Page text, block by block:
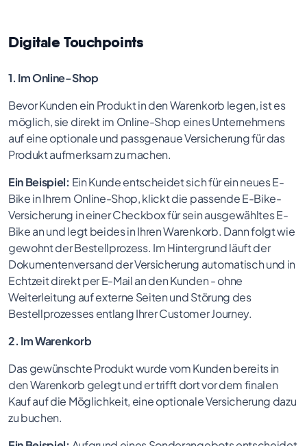
Digitale Touchpoints
1. Im Online-Shop
Bevor Kunden ein Produkt in den Warenkorb legen, ist es
möglich, sie direkt im Online-Shop eines Unternehmens
auf eine optionale und passgenaue Versicherung für das
Produkt aufmerksam zu machen.
Ein Beispiel: Ein Kunde entscheidet sich für ein neues E-
Bike in Ihrem Online-Shop, klickt die passende E-Bike-
Versicherung in einer Checkbox für sein ausgewähltes E-
Bike an und legt beides in Ihren Warenkorb. Dann folgt wie
gewohnt der Bestellprozess. Im Hintergrund läuft der
Dokumentenversand der Versicherung automatisch und in
Echtzeit direkt per E-Mail an den Kunden - ohne
Weiterleitung auf externe Seiten und Störung des
Bestellprozesses entlang Ihrer Customer Journey.
2. Im Warenkorb
Das gewünschte Produkt wurde vom Kunden bereits in
den Warenkorb gelegt und er trifft dort vor dem finalen
Kauf auf die Möglichkeit, eine optionale Versicherung dazu
zu buchen.